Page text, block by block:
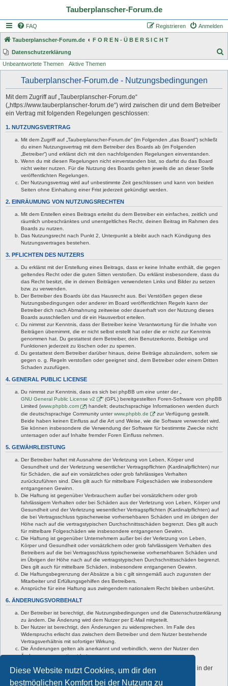
Diese Website nutzt Cookies, um dir den
bestmöglichen Komfort bei der Nutzung zu
Tauberplanscher-Forum.de
FAQ Anmelden
Registrieren
Tauberplanscher-Forum.de
F O R E N - Ü B E R S I C H T
Datenschutzerklärung
Unbeantwortete Themen Aktive Themen
Tauberplanscher-Forum.de - Nutzungsbedingungen
Mit dem Zugriff auf „Tauberplanscher-Forum.de“
(„https://www.tauberplanscher-forum.de“) wird zwischen dir und dem Betreiber
ein Vertrag mit folgenden Regelungen geschlossen:
1. NUTZUNGSVERTRAG
Mit dem Zugriff auf „Tauberplanscher-Forum.de“ (im Folgenden „das Board“) schließt
du einen Nutzungsvertrag mit dem Betreiber des Boards ab (im Folgenden
„Betreiber“) und erklärst dich mit den nachfolgenden Regelungen einverstanden.
Wenn du mit diesen Regelungen nicht einverstanden bist, so darfst du das Board
nicht weiter nutzen. Für die Nutzung des Boards gelten jeweils die an dieser Stelle
veröffentlichten Regelungen.
Der Nutzungsvertrag wird auf unbestimmte Zeit geschlossen und kann von beiden
Seiten ohne Einhaltung einer Frist jederzeit gekündigt werden.
2. EINRÄUMUNG VON NUTZUNGSRECHTEN
Mit dem Erstellen eines Beitrags erteilst du dem Betreiber ein einfaches, zeitlich und
räumlich unbeschränktes und unentgeltliches Recht, deinen Beitrag im Rahmen des
Boards zu nutzen.
Das Nutzungsrecht nach Punkt 2, Unterpunkt a bleibt auch nach Kündigung des
Nutzungsvertrages bestehen.
3. PFLICHTEN DES NUTZERS
Du erklärst mit der Erstellung eines Beitrags, dass er keine Inhalte enthält, die gegen
geltendes Recht oder die guten Sitten verstoßen. Du erklärst insbesondere, dass du
das Recht besitzt, die in deinen Beiträgen verwendeten Links und Bilder zu setzen
bzw. zu verwenden.
Der Betreiber des Boards übt das Hausrecht aus. Bei Verstößen gegen diese
Nutzungsbedingungen oder anderer im Board veröffentlichten Regeln kann der
Betreiber dich nach Abmahnung zeitweise oder dauerhaft von der Nutzung dieses
Boards ausschließen und dir ein Hausverbot erteilen.
Du nimmst zur Kenntnis, dass der Betreiber keine Verantwortung für die Inhalte von
Beiträgen übernimmt, die er nicht selbst erstellt hat oder die er nicht zur Kenntnis
genommen hat. Du gestattest dem Betreiber, dein Benutzerkonto, Beiträge und
Funktionen jederzeit zu löschen oder zu sperren.
Du gestattest dem Betreiber darüber hinaus, deine Beiträge abzuändern, sofern sie
gegen o. g. Regeln verstoßen oder geeignet sind, dem Betreiber oder einem Dritten
Schaden zuzufügen.
4. GENERAL PUBLIC LICENSE
Du nimmst zur Kenntnis, dass es sich bei phpBB um eine unter der „
GNU General Public License v2
“ (GPL) bereitgestellten Foren-Software von phpBB
Limited (www.phpbb.com
) handelt; deutschsprachige Informationen werden durch
die deutschsprachige Community unterwww.phpbb.de
zur Verfügung gestellt.
Beide haben keinen Einfluss auf die Art und Weise, wie die Software verwendet wird.
Sie können insbesondere die Verwendung der Software für bestimmte Zwecke nicht
untersagen oder auf Inhalte fremder Foren Einfluss nehmen.
5. GEWÄHRLEISTUNG
Der Betreiber haftet mit Ausnahme der Verletzung von Leben, Körper und
Gesundheit und der Verletzung wesentlicher Vertragspflichten (Kardinalpflichten) nur
für Schäden, die auf ein vorsätzliches oder grob fahrlässiges Verhalten
zurückzuführen sind. Dies gilt auch für mittelbare Folgeschäden wie insbesondere
entgangenen Gewinn.
Die Haftung ist gegenüber Verbrauchern außer bei vorsätzlichem oder grob
fahrlässigem Verhalten oder bei Schäden aus der Verletzung von Leben, Körper und
Gesundheit und der Verletzung wesentlicher Vertragspflichten (Kardinalpflichten) auf
die bei Vertragsschluss typischerweise vorhersehbaren Schäden und im übrigen der
Höhe nach auf die vertragstypischen Durchschnittsschäden begrenzt. Dies gilt auch
für mittelbare Folgeschäden wie insbesondere entgangenen Gewinn.
Die Haftung ist gegenüber Unternehmern außer bei der Verletzung von Leben,
Körper und Gesundheit oder vorsätzlichem oder grob fahrlässigem Verhalten des
Betreibers auf die bei Vertragsschluss typischerweise vorhersehbaren Schäden und
im Übrigen der Höhe nach auf die vertragstypischen Durchschnittsschäden begrenzt.
Dies gilt auch für mittelbare Schäden, insbesondere entgangenen Gewinn.
Die Haftungsbegrenzung der Absätze a bis c gilt sinngemäß auch zugunsten der
Mitarbeiter und Erfüllungsgehilfen des Betreibers.
Ansprüche für eine Haftung aus zwingendem nationalem Recht bleiben unberührt.
6. ÄNDERUNGSVORBEHALT
Der Betreiber ist berechtigt, die Nutzungsbedingungen und die Datenschutzerklärung
zu ändern. Die Änderung wird dem Nutzer per E-Mail mitgeteilt.
Der Nutzer ist berechtigt, den Änderungen zu widersprechen. Im Falle des
Widerspruchs erlischt das zwischen dem Betreiber und dem Nutzer bestehende
Vertragsverhältnis mit sofortiger Wirkung.
Die Änderungen gelten als anerkannt und verbindlich, wenn der Nutzer den
Änderungen zugestimmt hat.
Informationen über den Umgang mit deinen persönlichen Daten sind in der